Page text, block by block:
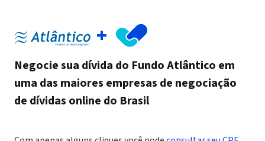
Negocie sua dívida do Fundo Atlântico em
uma das maiores empresas de negociação
de dívidas online do Brasil